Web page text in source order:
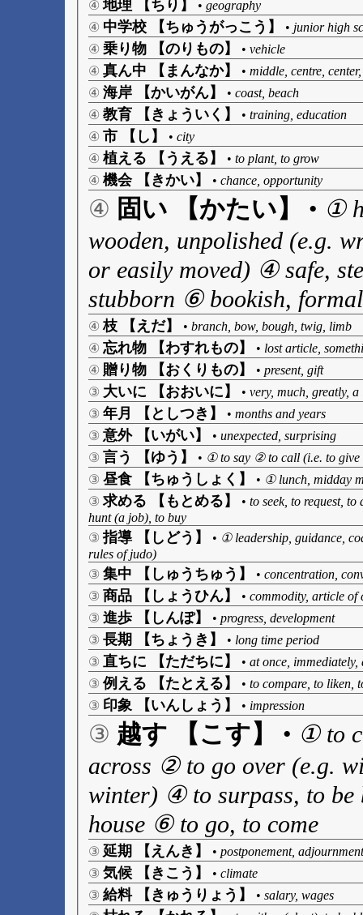
④ 地理 【ちり】 • geography
④ 中学校 【ちゅうがっこう】 • junior high
④ 乗り物 【のりもの】 • vehicle
④ 真ん中 【まんなか】 • middle, centre,
④ 海岸 【かいがん】 • coast, beach
④ 教育 【きょういく】 • training, education
④ 市 【し】 • city
④ 植える 【うえる】 • to plant, to grow
④ 機会 【きかい】 • chance, opportunity
④ 固い 【かたい】 • ①
wooden, unpolished (e.g.
or easily moved) ④ safe,
stubborn ⑥ bookish,
④ 枝 【えだ】 • branch, bow, bough, twig, limb
④ 忘れ物 【わすれもの】 • lost article,
④ 贈り物 【おくりもの】 • present, gift
③ 大いに 【おおいに】 • very, much, greatly, a
③ 年月 【としつき】 • months and years
③ 意外 【いがい】 • unexpected, surprising
③ 言う 【ゆう】 • ① to say ② to call (i.e. to give
③ 昼食 【ちゅうしょく】 • ① lunch, midday
③ 求める 【もとめる】 • to seek, to request,
hunt (a job), to buy
③ 指導 【しどう】 • ① leadership, guidance,
rules of judo)
③ 集中 【しゅうちゅう】 • concentration,
③ 商品 【しょうひん】 • commodity, article of
③ 進歩 【しんぽ】 • progress, development
③ 長期 【ちょうき】 • long time period
③ 直ちに 【ただちに】 • at once, immediately,
③ 例える 【たとえる】 • to compare, to liken,
③ 印象 【いんしょう】 • impression
③ 越す 【こす】 • ① to
across ② to go over (e.g.
winter) ④ to surpass, to be
house ⑥ to go, to come
③ 延期 【えんき】 • postponement, adjournment
③ 気候 【きこう】 • climate
③ 給料 【きゅうりょう】 • salary, wages